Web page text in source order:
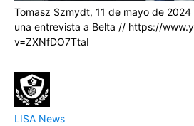
Tomasz Szmydt, 11 de mayo de
una entrevista a Belta // https://
v=ZXNfDO7TtaI
LISA News